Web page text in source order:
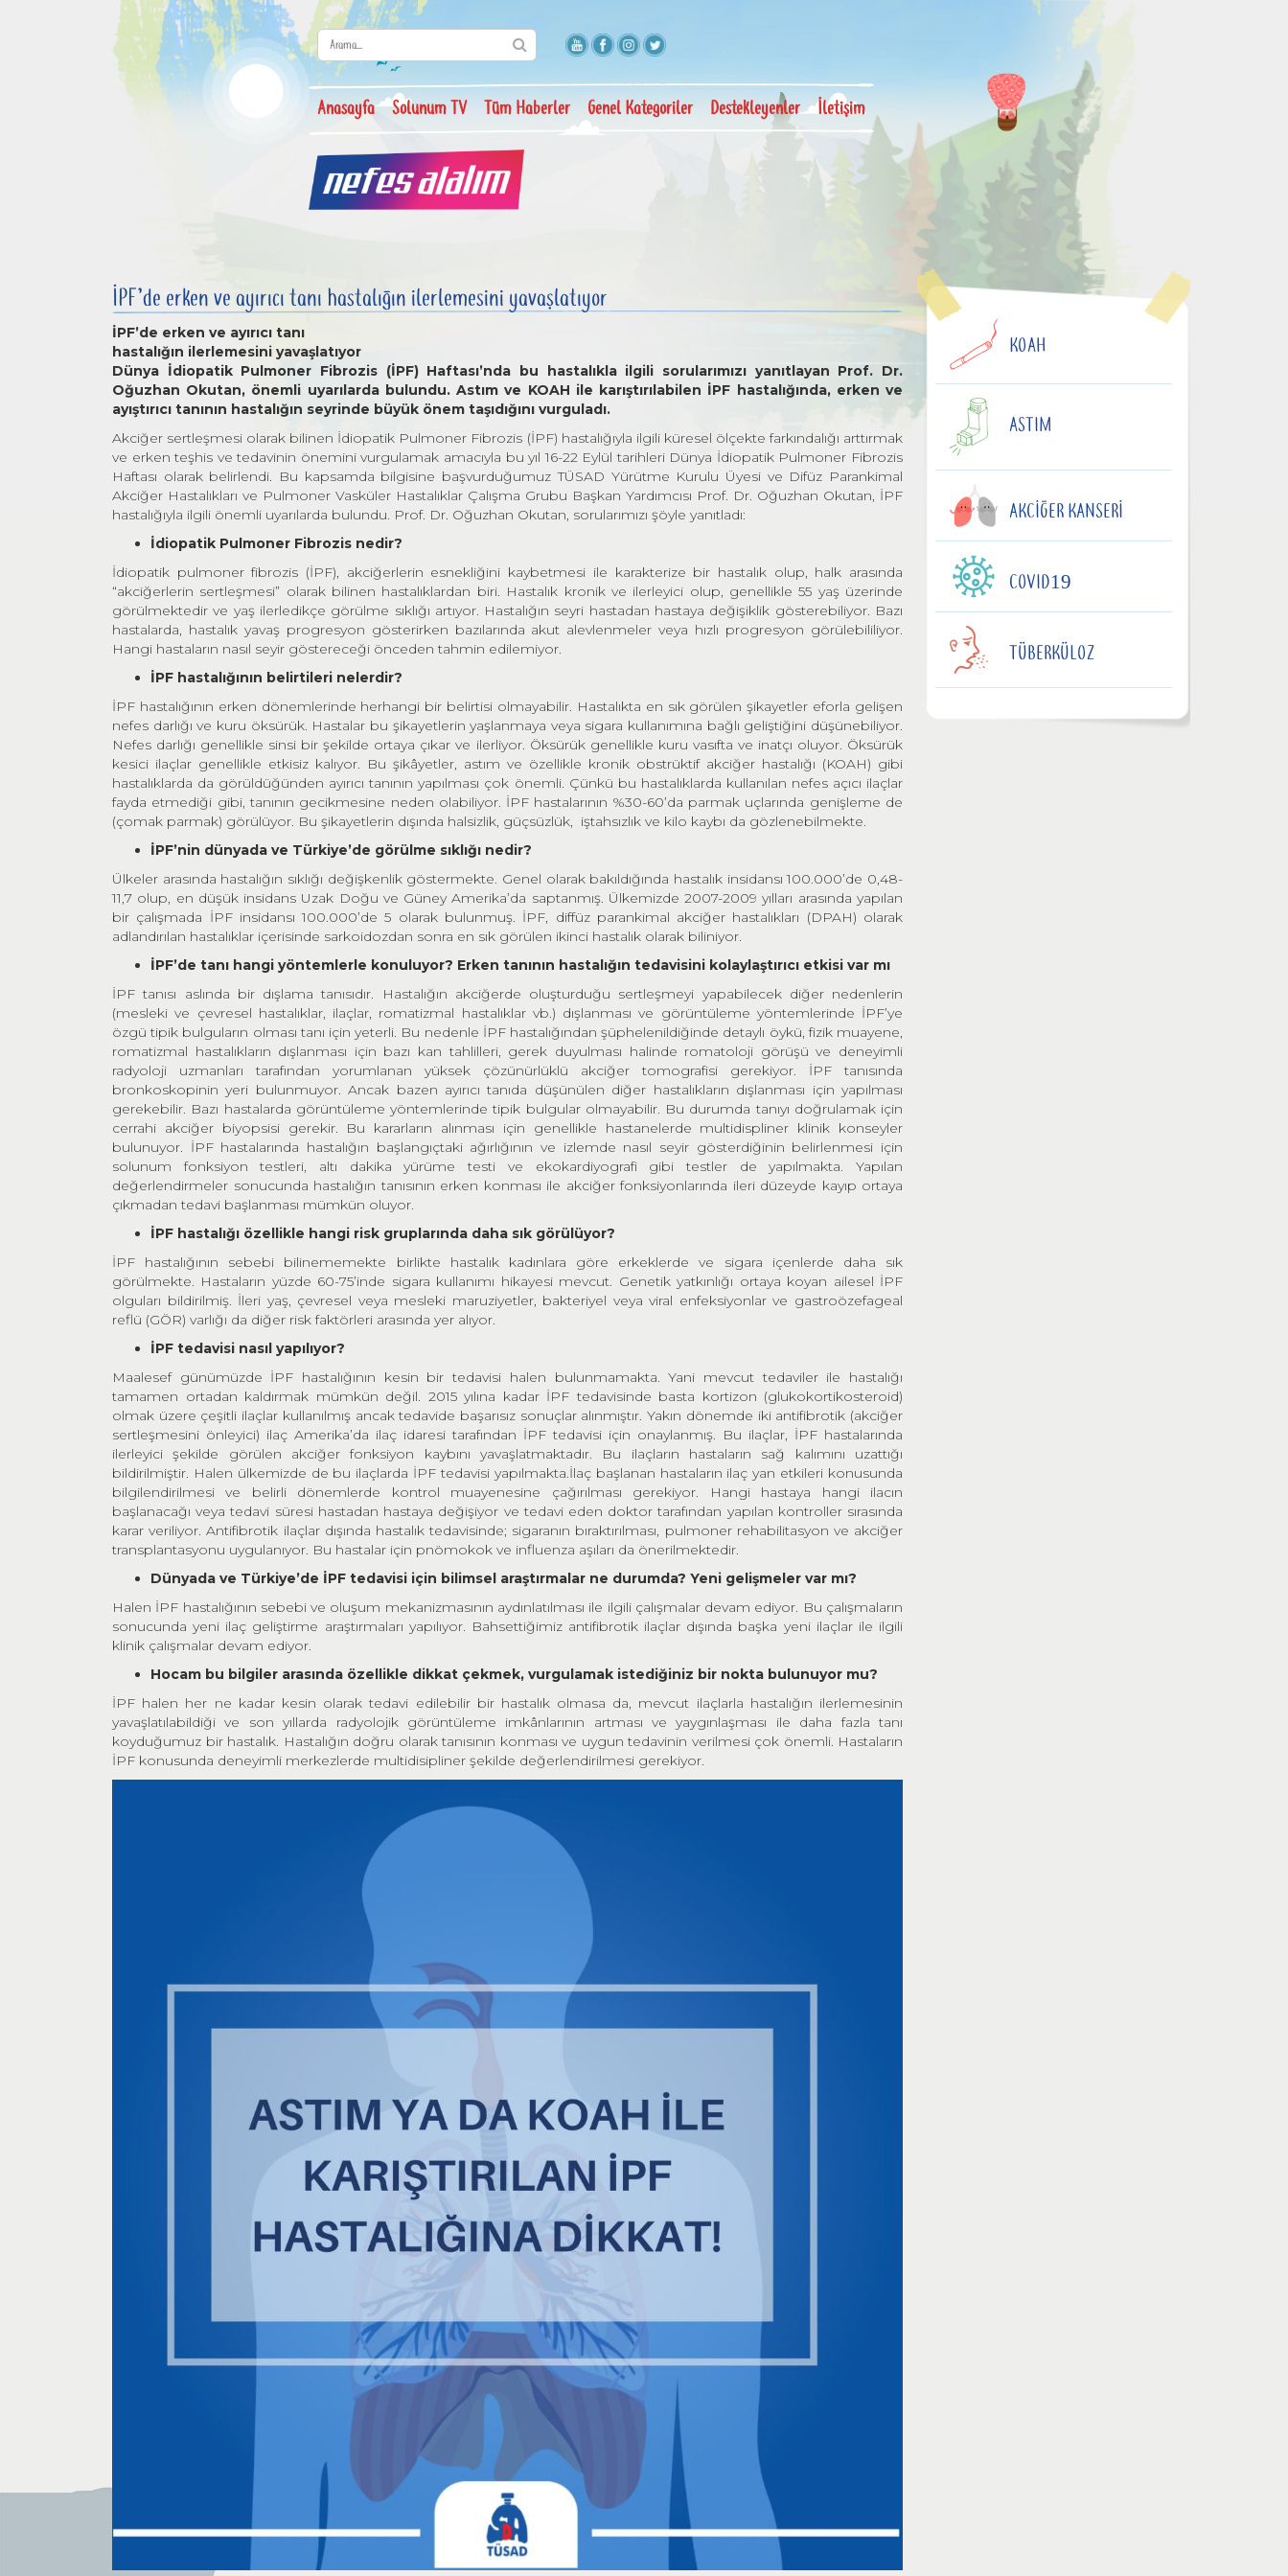
Anasayfa Solunum TV Tüm Haberler Genel Kategoriler Destekleyenler İletişim
İPF’de erken ve ayırıcı tanı hastalığın ilerlemesini yavaşlatıyor
İPF’de erken ve ayırıcı tanı
hastalığın ilerlemesini yavaşlatıyor
Dünya İdiopatik Pulmoner Fibrozis (İPF) Haftası’nda bu hastalıkla ilgili sorularımızı yanıtlayan Prof. Dr.
Oğuzhan Okutan, önemli uyarılarda bulundu. Astım ve KOAH ile karıştırılabilen İPF hastalığında, erken ve
ayıştırıcı tanının hastalığın seyrinde büyük önem taşıdığını vurguladı.
Akciğer sertleşmesi olarak bilinen İdiopatik Pulmoner Fibrozis (İPF) hastalığıyla ilgili küresel ölçekte farkındalığı arttırmak
ve erken teşhis ve tedavinin önemini vurgulamak amacıyla bu yıl 16-22 Eylül tarihleri Dünya İdiopatik Pulmoner Fibrozis
Haftası olarak belirlendi. Bu kapsamda bilgisine başvurduğumuz TÜSAD Yürütme Kurulu Üyesi ve Difüz Parankimal
Akciğer Hastalıkları ve Pulmoner Vasküler Hastalıklar Çalışma Grubu Başkan Yardımcısı Prof. Dr. Oğuzhan Okutan, İPF
hastalığıyla ilgili önemli uyarılarda bulundu. Prof. Dr. Oğuzhan Okutan, sorularımızı şöyle yanıtladı:
İdiopatik Pulmoner Fibrozis nedir?
İdiopatik pulmoner fibrozis (İPF), akciğerlerin esnekliğini kaybetmesi ile karakterize bir hastalık olup, halk arasında
“akciğerlerin sertleşmesi” olarak bilinen hastalıklardan biri. Hastalık kronik ve ilerleyici olup, genellikle 55 yaş üzerinde
görülmektedir ve yaş ilerledikçe görülme sıklığı artıyor. Hastalığın seyri hastadan hastaya değişiklik gösterebiliyor. Bazı
hastalarda, hastalık yavaş progresyon gösterirken bazılarında akut alevlenmeler veya hızlı progresyon görülebililiyor.
Hangi hastaların nasıl seyir göstereceği önceden tahmin edilemiyor.
İPF hastalığının belirtileri nelerdir?
İPF hastalığının erken dönemlerinde herhangi bir belirtisi olmayabilir. Hastalıkta en sık görülen şikayetler eforla gelişen
nefes darlığı ve kuru öksürük. Hastalar bu şikayetlerin yaşlanmaya veya sigara kullanımına bağlı geliştiğini düşünebiliyor.
Nefes darlığı genellikle sinsi bir şekilde ortaya çıkar ve ilerliyor. Öksürük genellikle kuru vasıfta ve inatçı oluyor. Öksürük
kesici ilaçlar genellikle etkisiz kalıyor. Bu şikâyetler, astım ve özellikle kronik obstrüktif akciğer hastalığı (KOAH) gibi
hastalıklarda da görüldüğünden ayırıcı tanının yapılması çok önemli. Çünkü bu hastalıklarda kullanılan nefes açıcı ilaçlar
fayda etmediği gibi, tanının gecikmesine neden olabiliyor. İPF hastalarının %30-60’da parmak uçlarında genişleme de
(çomak parmak) görülüyor. Bu şikayetlerin dışında halsizlik, güçsüzlük, iştahsızlık ve kilo kaybı da gözlenebilmekte.
İPF’nin dünyada ve Türkiye’de görülme sıklığı nedir?
Ülkeler arasında hastalığın sıklığı değişkenlik göstermekte. Genel olarak bakıldığında hastalık insidansı 100.000’de 0,48-
11,7 olup, en düşük insidans Uzak Doğu ve Güney Amerika’da saptanmış. Ülkemizde 2007-2009 yılları arasında yapılan
bir çalışmada İPF insidansı 100.000’de 5 olarak bulunmuş. İPF, diffüz parankimal akciğer hastalıkları (DPAH) olarak
adlandırılan hastalıklar içerisinde sarkoidozdan sonra en sık görülen ikinci hastalık olarak biliniyor.
İPF’de tanı hangi yöntemlerle konuluyor? Erken tanının hastalığın tedavisini kolaylaştırıcı etkisi var mı
İPF tanısı aslında bir dışlama tanısıdır. Hastalığın akciğerde oluşturduğu sertleşmeyi yapabilecek diğer nedenlerin
(mesleki ve çevresel hastalıklar, ilaçlar, romatizmal hastalıklar vb.) dışlanması ve görüntüleme yöntemlerinde İPF’ye
özgü tipik bulguların olması tanı için yeterli. Bu nedenle İPF hastalığından şüphelenildiğinde detaylı öykü, fizik muayene,
romatizmal hastalıkların dışlanması için bazı kan tahlilleri, gerek duyulması halinde romatoloji görüşü ve deneyimli
radyoloji uzmanları tarafından yorumlanan yüksek çözünürlüklü akciğer tomografisi gerekiyor. İPF tanısında
bronkoskopinin yeri bulunmuyor. Ancak bazen ayırıcı tanıda düşünülen diğer hastalıkların dışlanması için yapılması
gerekebilir. Bazı hastalarda görüntüleme yöntemlerinde tipik bulgular olmayabilir. Bu durumda tanıyı doğrulamak için
cerrahi akciğer biyopsisi gerekir. Bu kararların alınması için genellikle hastanelerde multidispliner klinik konseyler
bulunuyor. İPF hastalarında hastalığın başlangıçtaki ağırlığının ve izlemde nasıl seyir gösterdiğinin belirlenmesi için
solunum fonksiyon testleri, altı dakika yürüme testi ve ekokardiyografi gibi testler de yapılmakta. Yapılan
değerlendirmeler sonucunda hastalığın tanısının erken konması ile akciğer fonksiyonlarında ileri düzeyde kayıp ortaya
çıkmadan tedavi başlanması mümkün oluyor.
İPF hastalığı özellikle hangi risk gruplarında daha sık görülüyor?
İPF hastalığının sebebi bilinememekte birlikte hastalık kadınlara göre erkeklerde ve sigara içenlerde daha sık
görülmekte. Hastaların yüzde 60-75’inde sigara kullanımı hikayesi mevcut. Genetik yatkınlığı ortaya koyan ailesel İPF
olguları bildirilmiş. İleri yaş, çevresel veya mesleki maruziyetler, bakteriyel veya viral enfeksiyonlar ve gastroözefageal
reflü (GÖR) varlığı da diğer risk faktörleri arasında yer alıyor.
İPF tedavisi nasıl yapılıyor?
Maalesef günümüzde İPF hastalığının kesin bir tedavisi halen bulunmamakta. Yani mevcut tedaviler ile hastalığı
tamamen ortadan kaldırmak mümkün değil. 2015 yılına kadar İPF tedavisinde basta kortizon (glukokortikosteroid)
olmak üzere çeşitli ilaçlar kullanılmış ancak tedavide başarısız sonuçlar alınmıştır. Yakın dönemde iki antifibrotik (akciğer
sertleşmesini önleyici) ilaç Amerika’da ilaç idaresi tarafından İPF tedavisi için onaylanmış. Bu ilaçlar, İPF hastalarında
ilerleyici şekilde görülen akciğer fonksiyon kaybını yavaşlatmaktadır. Bu ilaçların hastaların sağ kalımını uzattığı
bildirilmiştir. Halen ülkemizde de bu ilaçlarda İPF tedavisi yapılmakta.İlaç başlanan hastaların ilaç yan etkileri konusunda
bilgilendirilmesi ve belirli dönemlerde kontrol muayenesine çağırılması gerekiyor. Hangi hastaya hangi ilacın
başlanacağı veya tedavi süresi hastadan hastaya değişiyor ve tedavi eden doktor tarafından yapılan kontroller sırasında
karar veriliyor. Antifibrotik ilaçlar dışında hastalık tedavisinde; sigaranın bıraktırılması, pulmoner rehabilitasyon ve akciğer
transplantasyonu uygulanıyor. Bu hastalar için pnömokok ve influenza aşıları da önerilmektedir.
Dünyada ve Türkiye’de İPF tedavisi için bilimsel araştırmalar ne durumda? Yeni gelişmeler var mı?
Halen İPF hastalığının sebebi ve oluşum mekanizmasının aydınlatılması ile ilgili çalışmalar devam ediyor. Bu çalışmaların
sonucunda yeni ilaç geliştirme araştırmaları yapılıyor. Bahsettiğimiz antifibrotik ilaçlar dışında başka yeni ilaçlar ile ilgili
klinik çalışmalar devam ediyor.
Hocam bu bilgiler arasında özellikle dikkat çekmek, vurgulamak istediğiniz bir nokta bulunuyor mu?
İPF halen her ne kadar kesin olarak tedavi edilebilir bir hastalık olmasa da, mevcut ilaçlarla hastalığın ilerlemesinin
yavaşlatılabildiği ve son yıllarda radyolojik görüntüleme imkânlarının artması ve yaygınlaşması ile daha fazla tanı
koyduğumuz bir hastalık. Hastalığın doğru olarak tanısının konması ve uygun tedavinin verilmesi çok önemli. Hastaların
İPF konusunda deneyimli merkezlerde multidisipliner şekilde değerlendirilmesi gerekiyor.
KOAH
ASTIM
AKCIĞER KANSERI
COVID19
TÜBERKÜLOZ